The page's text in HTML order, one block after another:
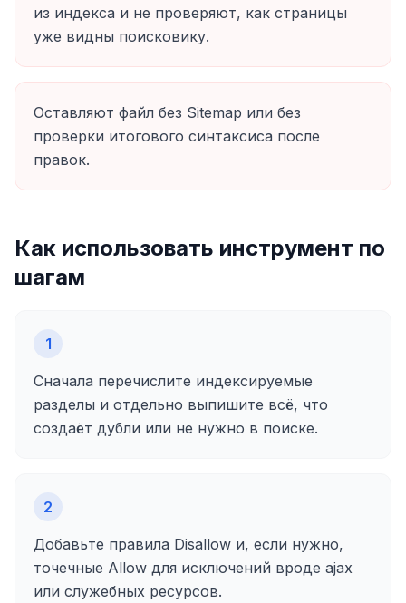
из индекса и не проверяют, как страницы
уже видны поисковику.
Оставляют файл без Sitemap или без
проверки итогового синтаксиса после
правок.
Как использовать инструмент по
шагам
1
Сначала перечислите индексируемые
разделы и отдельно выпишите всё, что
создаёт дубли или не нужно в поиске.
2
Добавьте правила Disallow и, если нужно,
точечные Allow для исключений вроде ajax
или служебных ресурсов.